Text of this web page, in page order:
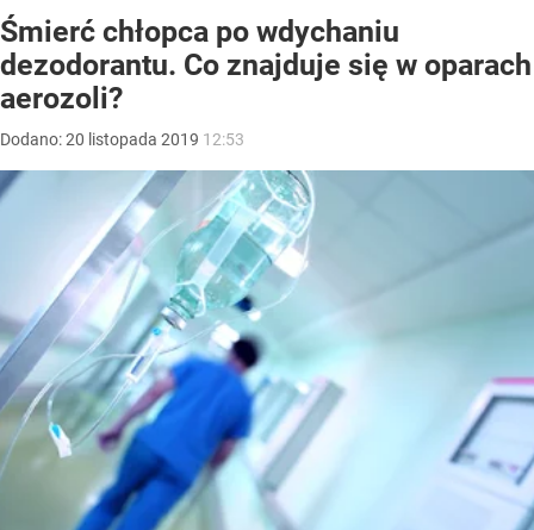
Śmierć chłopca po wdychaniu
dezodorantu. Co znajduje się w oparach
aerozoli?
Dodano:20 listopada 2019 12:53